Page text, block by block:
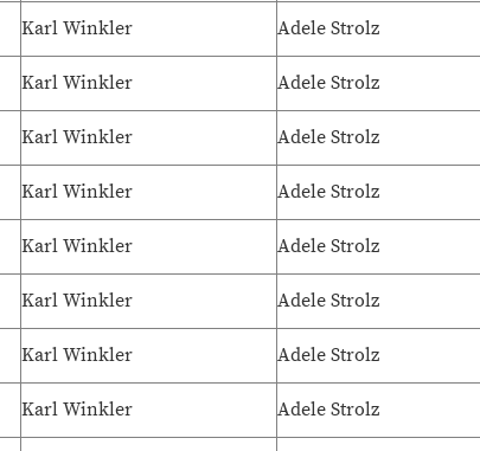
Karl Winkler Adele Strolz
Karl Winkler Adele Strolz
Karl Winkler Adele Strolz
Karl Winkler Adele Strolz
Karl Winkler Adele Strolz
Karl Winkler Adele Strolz
Karl Winkler Adele Strolz
Karl Winkler Adele Strolz